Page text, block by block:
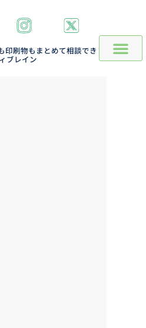
印刷物もまとめて相談でき
ブレイン